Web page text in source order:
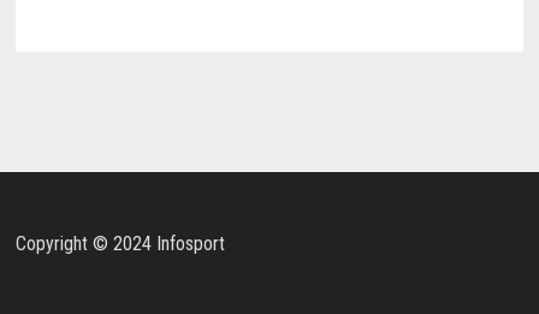
Copyright © 2024 Infosport